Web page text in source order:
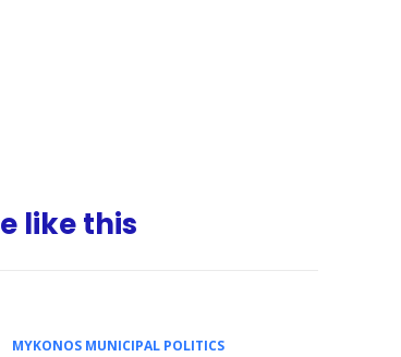
like this
MYKONOS MUNICIPAL POLITICS